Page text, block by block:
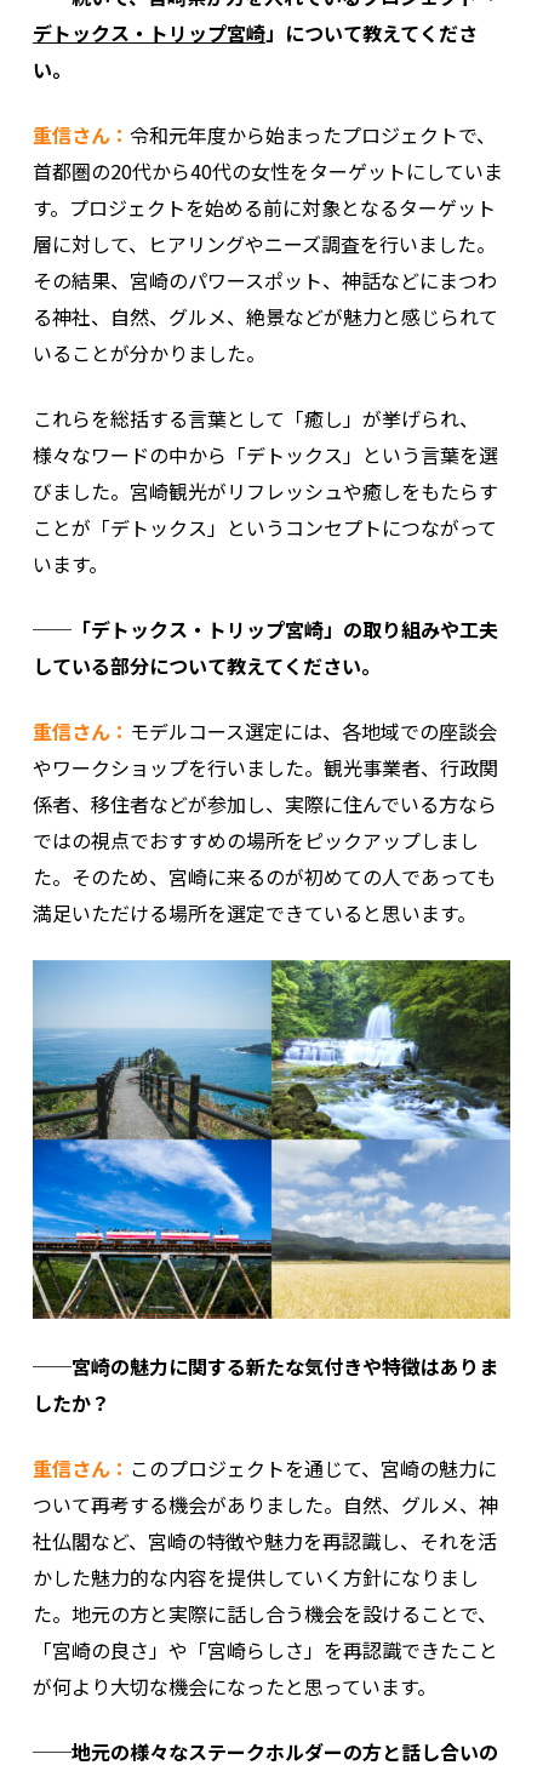
デトックス・トリップ宮崎」について教えてくださ
い。
重信さん： 令和元年度から始まったプロジェクトで、
首都圏の20代から40代の女性をターゲットにしていま
す。プロジェクトを始める前に対象となるターゲット
層に対して、ヒアリングやニーズ調査を行いました。
その結果、宮崎のパワースポット、神話などにまつわ
る神社、自然、グルメ、絶景などが魅力と感じられて
いることが分かりました。
これらを総括する言葉として「癒し」が挙げられ、
様々なワードの中から「デトックス」という言葉を選
びました。宮崎観光がリフレッシュや癒しをもたらす
ことが「デトックス」というコンセプトにつながって
います。
──「デトックス・トリップ宮崎」の取り組みや工夫
している部分について教えてください。
重信さん： モデルコース選定には、各地域での座談会
やワークショップを行いました。観光事業者、行政関
係者、移住者などが参加し、実際に住んでいる方なら
ではの視点でおすすめの場所をピックアップしまし
た。そのため、宮崎に来るのが初めての人であっても
満足いただける場所を選定できていると思います。
──宮崎の魅力に関する新たな気付きや特徴はありま
したか？
重信さん： このプロジェクトを通じて、宮崎の魅力に
ついて再考する機会がありました。自然、グルメ、神
社仏閣など、宮崎の特徴や魅力を再認識し、それを活
かした魅力的な内容を提供していく方針になりまし
た。地元の方と実際に話し合う機会を設けることで、
「宮崎の良さ」や「宮崎らしさ」を再認識できたこと
が何より大切な機会になったと思っています。
──地元の様々なステークホルダーの方と話し合いの